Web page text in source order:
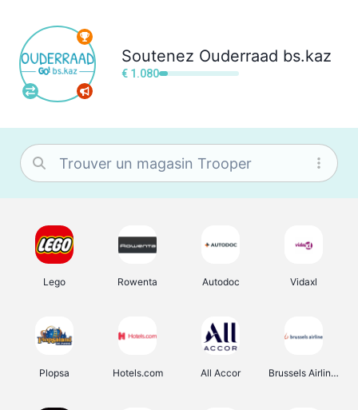
Soutenez Ouderraad bs.kaz
€ 1.080
Lego Rowenta Autodoc Vidaxl
Plopsa Hotels.com All Accor Brussels Airlines